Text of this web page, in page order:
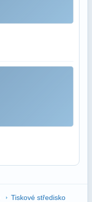
Tiskové středisko